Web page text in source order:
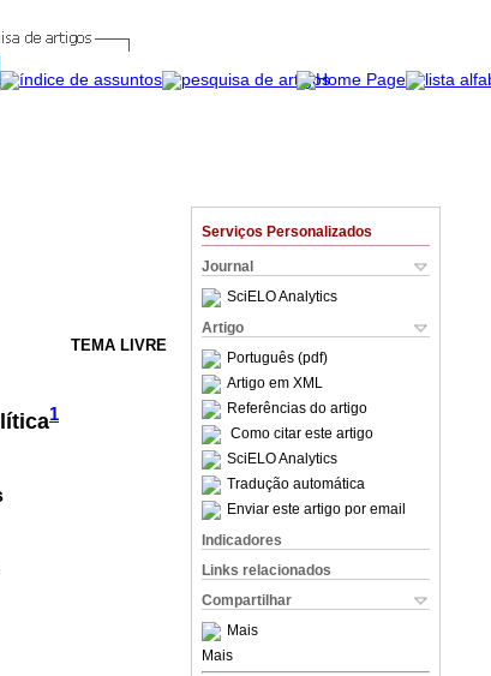
Serviços Personalizados
Journal
SciELO Analytics
Artigo
Português (pdf)
Artigo em XML
Referências do artigo
Como citar este artigo
SciELO Analytics
Tradução automática
Enviar este artigo por email
Indicadores
Links relacionados
Compartilhar
Mais
Mais
TEMA LIVRE
1